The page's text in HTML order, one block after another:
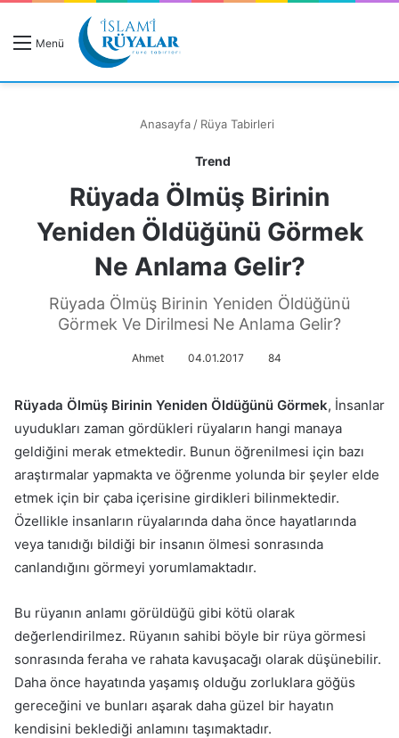
Menü
Anasayfa / Rüya Tabirleri
Trend
Rüyada Ölmüş Birinin
Yeniden Öldüğünü Görmek
Ne Anlama Gelir?
Rüyada Ölmüş Birinin Yeniden Öldüğünü
Görmek Ve Dirilmesi Ne Anlama Gelir?
Ahmet 04.01.2017 84
Rüyada Ölmüş Birinin Yeniden Öldüğünü Görmek, İnsanlar
uyudukları zaman gördükleri rüyaların hangi manaya
geldiğini merak etmektedir. Bunun öğrenilmesi için bazı
araştırmalar yapmakta ve öğrenme yolunda bir şeyler elde
etmek için bir çaba içerisine girdikleri bilinmektedir.
Özellikle insanların rüyalarında daha önce hayatlarında
veya tanıdığı bildiği bir insanın ölmesi sonrasında
canlandığını görmeyi yorumlamaktadır.
Bu rüyanın anlamı görüldüğü gibi kötü olarak
değerlendirilmez. Rüyanın sahibi böyle bir rüya görmesi
sonrasında feraha ve rahata kavuşacağı olarak düşünebilir.
Daha önce hayatında yaşamış olduğu zorluklara göğüs
gereceğini ve bunları aşarak daha güzel bir hayatın
kendisini beklediği anlamını taşımaktadır.
Rüyanızı Arayın